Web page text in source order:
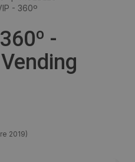
- 360º
-
2019)